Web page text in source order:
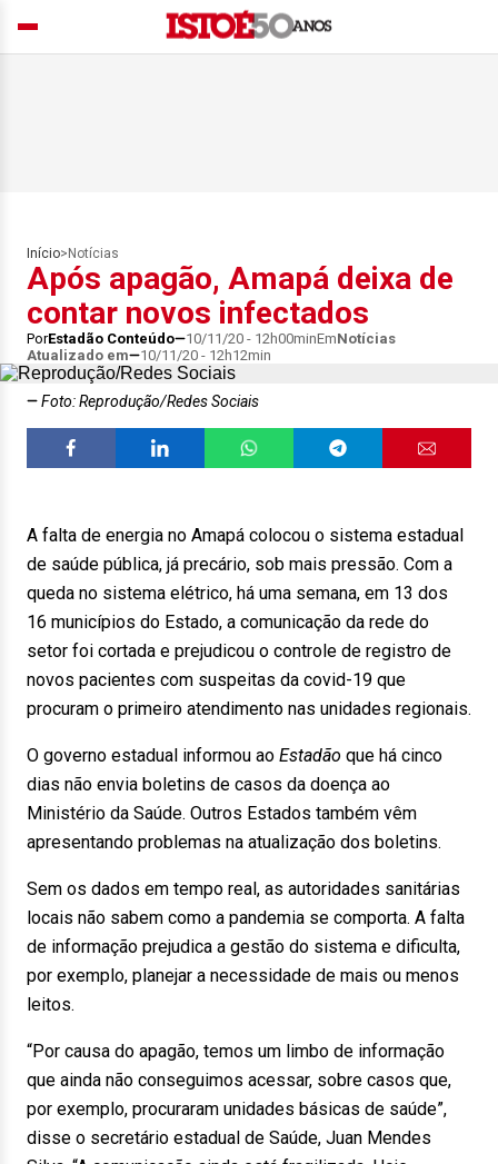
Início> Notícias
Após apagão, Amapá deixa de
contar novos infectados
PorEstadão Conteúdo 10/11/20 - 12h00minEmNotícias
Atualizado em
10/11/20 - 12h12min
Foto: Reprodução/Redes Sociais
A falta de energia no Amapá colocou o sistema estadual
de saúde pública, já precário, sob mais pressão. Com a
queda no sistema elétrico, há uma semana, em 13 dos
16 municípios do Estado, a comunicação da rede do
setor foi cortada e prejudicou o controle de registro de
novos pacientes com suspeitas da covid-19 que
procuram o primeiro atendimento nas unidades regionais.
O governo estadual informou ao Estadão que há cinco
dias não envia boletins de casos da doença ao
Ministério da Saúde. Outros Estados também vêm
apresentando problemas na atualização dos boletins.
Sem os dados em tempo real, as autoridades sanitárias
locais não sabem como a pandemia se comporta. A falta
de informação prejudica a gestão do sistema e dificulta,
por exemplo, planejar a necessidade de mais ou menos
leitos.
“Por causa do apagão, temos um limbo de informação
que ainda não conseguimos acessar, sobre casos que,
por exemplo, procuraram unidades básicas de saúde”,
disse o secretário estadual de Saúde, Juan Mendes